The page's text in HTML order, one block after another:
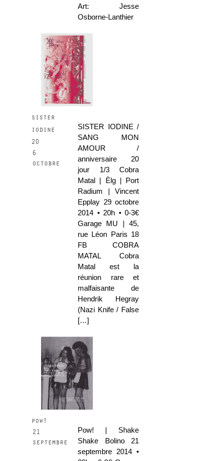
Art: Jesse
Osborne-Lanthier
sister
iodine
20
6
octobre
SISTER IODINE /
SANG MON
AMOUR /
anniversaire 20
jour 1/3 Cobra
Matal | Èlg | Port
Radium | Vincent
Epplay 29 octobre
2014 • 20h • 0-3€
Garage MU | 45,
rue Léon Paris 18
FB COBRA
MATAL Cobra
Matal est la
réunion rare et
malfaisante de
Hendrik Hegray
(Nazi Knife / False
[…]
pow!
21
septembre
Pow! | Shake
Shake Bolino 21
septembre 2014 •